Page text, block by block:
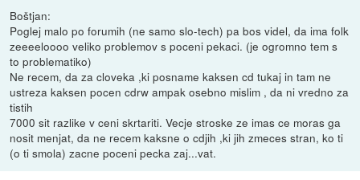
Boštjan:
Poglej malo po forumih (ne samo slo-tech) pa bos videl, da ima folk
zeeeeloooo veliko problemov s poceni pekaci. (je ogromno tem s
to problematiko)
Ne recem, da za cloveka ,ki posname kaksen cd tukaj in tam ne
ustreza kaksen pocen cdrw ampak osebno mislim , da ni vredno za
tistih
7000 sit razlike v ceni skrtariti. Vecje stroske ze imas ce moras ga
nosit menjat, da ne recem kaksne o cdjih ,ki jih zmeces stran, ko ti
(o ti smola) zacne poceni pecka zaj...vat.